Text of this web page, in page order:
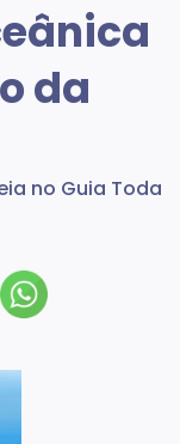
da
no Guia Toda